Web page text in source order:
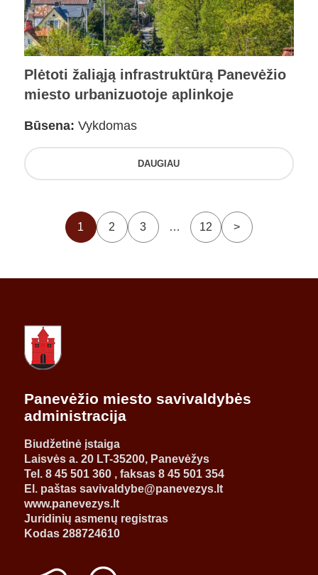
Plėtoti žaliąją infrastruktūrą Panevėžio
miesto urbanizuotoje aplinkoje
Būsena: Vykdomas
DAUGIAU
1 2 3 … 12 >
Panevėžio miesto savivaldybės
administracija
Biudžetinė įstaiga
Laisvės a. 20 LT-35200, Panevėžys
Tel. 8 45 501 360 , faksas 8 45 501 354
El. paštas savivaldybe@panevezys.lt
www.panevezys.lt
Juridinių asmenų registras
Kodas 288724610